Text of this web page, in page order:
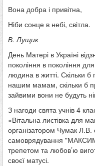
Вона добра і привітна,
Ніби сонце в небі, світла.
В. Лущик
День Матері в Україні
покоління в покоління
людина в житті. Скільки
нашим мамам, скільки б
зайвими вони не будуть
З нагоди свята учнів 4
«Вітальна листівка для
організатором Чумак Л.В.
самоврядування
трепетом та любов’ю
своєї матусі.